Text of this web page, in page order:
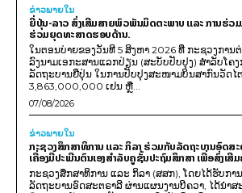
ຂ່າວພາຍ​ໃນ
ຍີ່ປຸ່ນ-ລາວ ສົ່ງເສີມສາຍພົວພັນມິດຕະພາບ ແລະ ການຮ່ວມ
ຮ່ວມຍຸດທະສາດຮອບດ້ານ.
ໃນຕອນບ່າຍຂອງວັນທີ 5 ສິງຫາ 2026 ທີ່ ກະຊວງການ
ລົງນາມເອກະສານແລກປ່ຽນ (ສະບັບປັບປຸງ) ສໍາລັບໂຄ
ລັດຖະບານຍີ່ປຸ່ນ ໃນການປັບປຸງສະໜາມບິນສາກົນວັດ
3,863,000,000 ເຢນ ຫຼື...
07/08/2026
ຂ່າວພາຍ​ໃນ
ກະຊວງສຶກສາທິການ ແລະ ກິລາ ຮ່ວມກັບລັດຖະບານອົດສ
ເຄື່ອງມືປະເມີນຕົນເອງສຳລັບຄູຊັ້ນປະຖົມສຶກສາ ເພື່ອສົ່ງເສີ
ກະຊວງສຶກສາທິການ ແລະ ກິລາ (ສສກ), ໂດຍໄດ້ຮັບກ
ລັດຖະບານອົດສະຕຣາລີ ຜ່ານແຜນງານບີຄວາ, ໄດ້ນຳສ